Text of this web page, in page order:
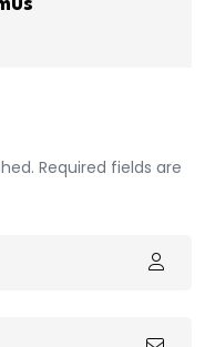
Required fields are